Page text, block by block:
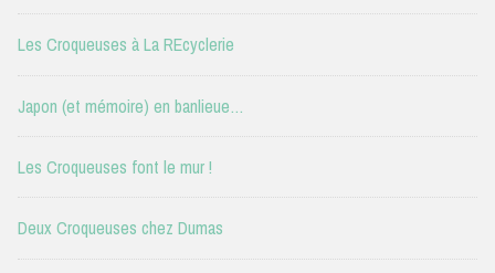
Les Croqueuses à La REcyclerie
Japon (et mémoire) en banlieue…
Les Croqueuses font le mur !
Deux Croqueuses chez Dumas